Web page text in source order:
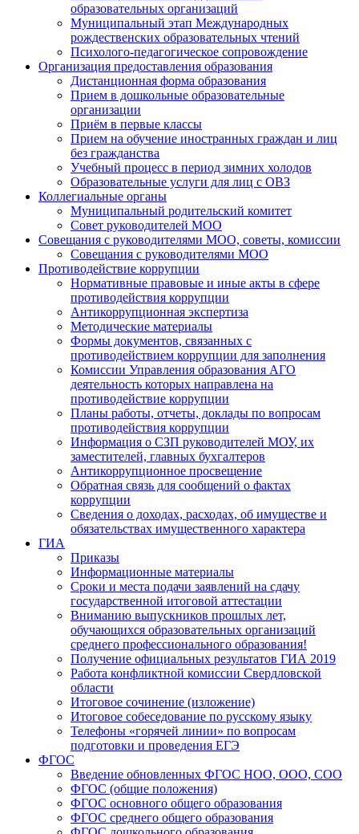
образовательных организаций
Муниципальный этап Международных
рождественских образовательных чтений
Психолого-педагогическое сопровождение
Организация предоставления образования
Дистанционная форма образования
Прием в дошкольные образовательные
организации
Приём в первые классы
Прием на обучение иностранных граждан и лиц
без гражданства
Учебный процесс в период зимних холодов
Образовательные услуги для лиц с ОВЗ
Коллегиальные органы
Муниципальный родительский комитет
Совет руководителей МОО
Совещания с руководителями МОО, советы, комиссии
Совещания с руководителями МОО
Противодействие коррупции
Нормативные правовые и иные акты в сфере
противодействия коррупции
Антикоррупционная экспертиза
Методические материалы
Формы документов, связанных с
противодействием коррупции для заполнения
Комиссии Управления образования АГО
деятельность которых направлена на
противодействие коррупции
Планы работы, отчеты, доклады по вопросам
противодействия коррупции
Информация о СЗП руководителей МОУ, их
заместителей, главных бухгалтеров
Антикоррупционное просвещение
Обратная связь для сообщений о фактах
коррупции
Сведения о доходах, расходах, об имуществе и
обязательствах имущественного характера
ГИА
Приказы
Информационные материалы
Сроки и места подачи заявлений на сдачу
государственной итоговой аттестации
Вниманию выпускников прошлых лет,
обучающихся образовательных организаций
среднего профессионального образования!
Получение официальных результатов ГИА 2019
Работа конфликтной комиссии Свердловской
области
Итоговое сочинение (изложение)
Итоговое собеседование по русскому языку
Телефоны «горячей линии» по вопросам
подготовки и проведения ЕГЭ
ФГОС
Введение обновленных ФГОС НОО, ООО, СОО
ФГОС (общие положения)
ФГОС основного общего образования
ФГОС среднего общего образования